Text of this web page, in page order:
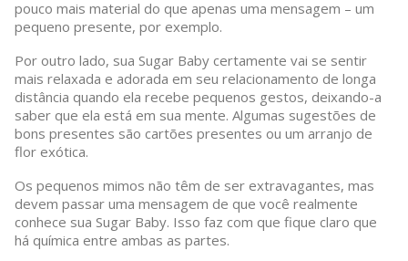
pouco mais material do que apenas uma mensagem – um
pequeno presente, por exemplo.
Por outro lado, sua Sugar Baby certamente vai se sentir
mais relaxada e adorada em seu relacionamento de longa
distância quando ela recebe pequenos gestos, deixando-a
saber que ela está em sua mente. Algumas sugestões de
bons presentes são cartões presentes ou um arranjo de
flor exótica.
Os pequenos mimos não têm de ser extravagantes, mas
devem passar uma mensagem de que você realmente
conhece sua Sugar Baby. Isso faz com que fique claro que
há química entre ambas as partes.